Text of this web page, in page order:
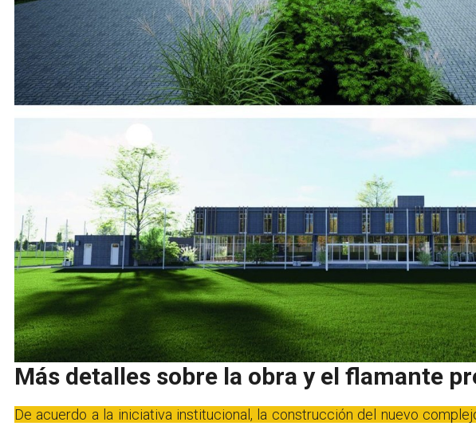
Más detalles sobre la obra y el flamante
De acuerdo a la iniciativa institucional, la construcción del nuevo